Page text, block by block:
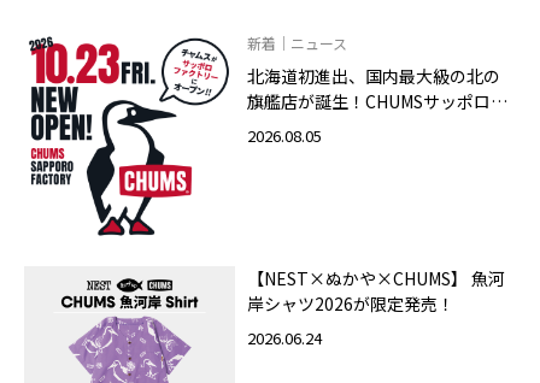
新着｜ニュース
北海道初進出、国内最大級の北の
旗艦店が誕生！CHUMSサッポロフ
ァクトリー店 2026年10月23日
2026.08.05
【NEST×ぬかや×CHUMS】 魚河
岸シャツ2026が限定発売！
2026.06.24